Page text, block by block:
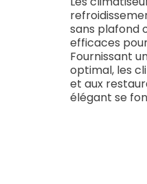
sans plafond
efficaces
Fournissant
optimal, les
et aux
élégant se